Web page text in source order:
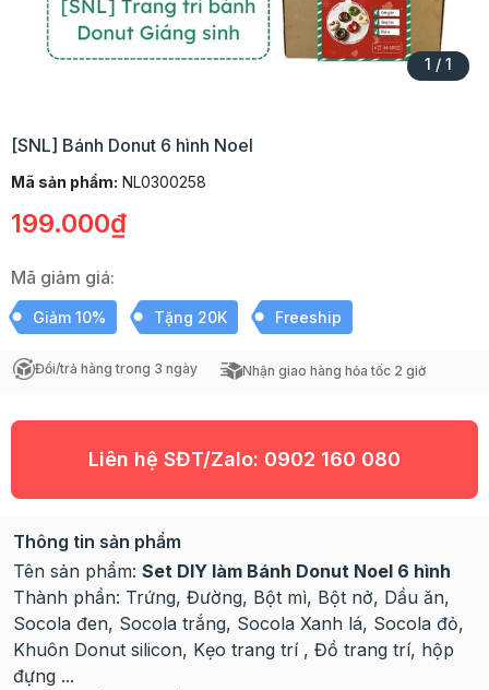
1 / 1
[SNL] Bánh Donut 6 hình Noel
Mã sản phẩm: NL0300258
199.000₫
Mã giảm giá:
Giảm 10% Tặng 20K Freeship
Đổi/trả hàng trong 3 ngày Nhận giao hàng hỏa tốc 2 giờ
Liên hệ SĐT/Zalo: 0902 160 080
Thông tin sản phẩm
Tên sản phẩm: Set DIY làm Bánh Donut Noel 6 hình
Thành phần: Trứng, Đường, Bột mì, Bột nở, Dầu ăn,
Socola đen, Socola trắng, Socola Xanh lá, Socola đỏ,
Khuôn Donut silicon, Kẹo trang trí , Đồ trang trí, hộp
đựng ...